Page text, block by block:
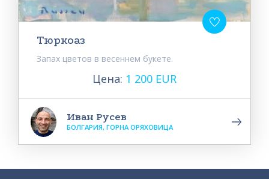
Тюркоаз
Запах цветов в весеннем букете.
Цена: 1 200 EUR
Иван Русев
БОЛГАРИЯ, ГОРНА ОРЯХОВИЦА